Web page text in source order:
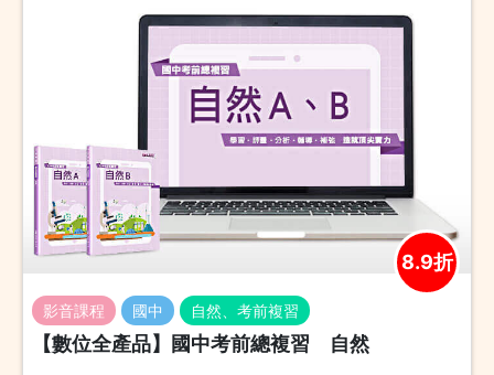
8.9折
影音課程 國中 自然、考前複習
【數位全產品】國中考前總複習 自然